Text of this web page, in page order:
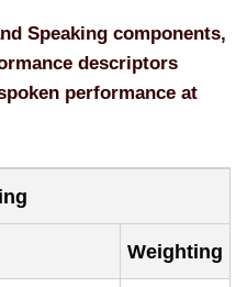
Speaking components,
descriptors
performance at
Weighting